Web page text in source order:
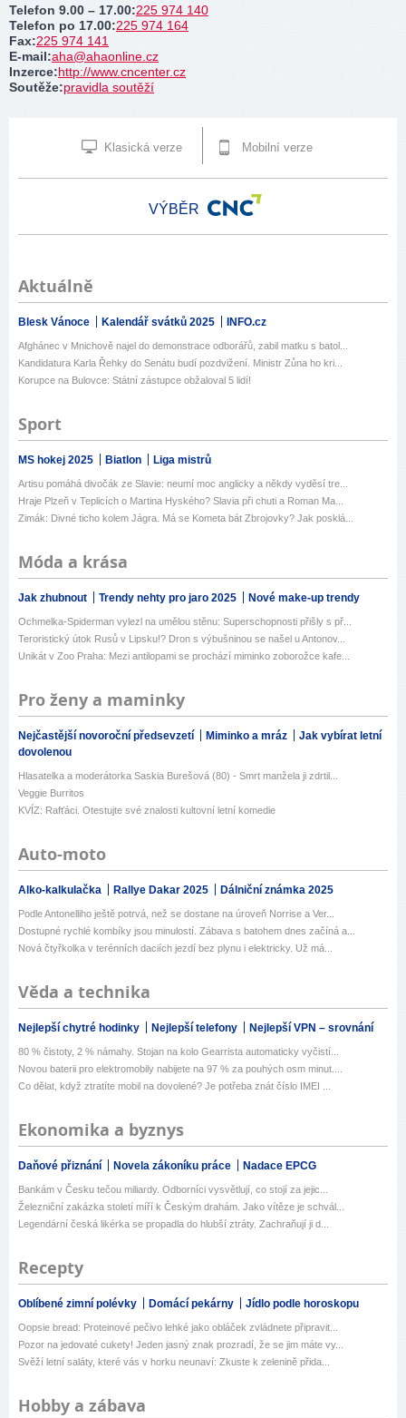
Telefon 9.00 – 17.00:225 974 140
Telefon po 17.00:225 974 164
Fax:225 974 141
E-mail:aha@ahaonline.cz
Inzerce:http://www.cncenter.cz
Soutěže:pravidla soutěží
Klasická verze Mobilní verze
VÝBĚR
Aktuálně
Blesk Vánoce Kalendář svátků 2025 INFO.cz
Afghánec v Mnichově najel do demonstrace odborářů, zabil matku s batol...
Kandidatura Karla Řehky do Senátu budí pozdvižení. Ministr Zůna ho kri...
Korupce na Bulovce: Státní zástupce obžaloval 5 lidí!
Sport
MS hokej 2025 Biatlon Liga mistrů
Artisu pomáhá divočák ze Slavie: neumí moc anglicky a někdy vyděsí tre...
Hraje Plzeň v Teplicích o Martina Hyského? Slavia při chuti a Roman Ma...
Zimák: Divné ticho kolem Jágra. Má se Kometa bát Zbrojovky? Jak posklá...
Móda a krása
Jak zhubnout Trendy nehty pro jaro 2025 Nové make-up trendy
Ochmelka-Spiderman vylezl na umělou stěnu: Superschopnosti přišly s př...
Teroristický útok Rusů v Lipsku!? Dron s výbušninou se našel u Antonov...
Unikát v Zoo Praha: Mezi antilopami se prochází miminko zoborožce kafe...
Pro ženy a maminky
Nejčastější novoroční předsevzetí Miminko a mráz
Jak vybírat letní
dovolenou
Hlasatelka a moderátorka Saskia Burešová (80) - Smrt manžela ji zdrtil...
Veggie Burritos
KVÍZ: Rafťáci. Otestujte své znalosti kultovní letní komedie
Auto-moto
Alko-kalkulačka Rallye Dakar 2025 Dálniční známka 2025
Podle Antonelliho ještě potrvá, než se dostane na úroveň Norrise a Ver...
Dostupné rychlé kombíky jsou minulostí. Zábava s batohem dnes začíná a...
Nová čtyřkolka v terénních daciích jezdí bez plynu i elektricky. Už má...
Věda a technika
Nejlepší chytré hodinky Nejlepší telefony Nejlepší VPN – srovnání
80 % čistoty, 2 % námahy. Stojan na kolo Gearrista automaticky vyčistí...
Novou baterii pro elektromobily nabijete na 97 % za pouhých osm minut....
Co dělat, když ztratíte mobil na dovolené? Je potřeba znát číslo IMEI ...
Ekonomika a byznys
Daňové přiznání Novela zákoníku práce Nadace EPCG
Bankám v Česku tečou miliardy. Odborníci vysvětlují, co stojí za jejic...
Železniční zakázka století míří k Českým drahám. Jako vítěze je schvál...
Legendární česká likérka se propadla do hlubší ztráty. Zachraňují ji d...
Recepty
Oblíbené zimní polévky Domácí pekárny Jídlo podle horoskopu
Oopsie bread: Proteinové pečivo lehké jako obláček zvládnete připravit...
Pozor na jedovaté cukety! Jeden jasný znak prozradí, že se jim máte vy...
Svěží letní saláty, které vás v horku neunaví: Zkuste k zelenině přida...
Hobby a zábava